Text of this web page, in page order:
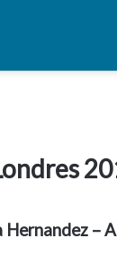
Hernandez –